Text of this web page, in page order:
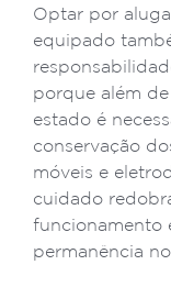
Optar por
equipado
porque além
estado é
conservação
móveis e
cuidado
funcionamento
permanência